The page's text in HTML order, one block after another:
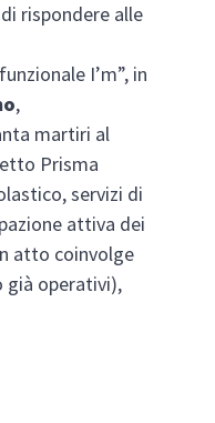
rispondere alle
I’m”, in
,
martiri al
Prisma
servizi di
attiva dei
atto coinvolge
già operativi),